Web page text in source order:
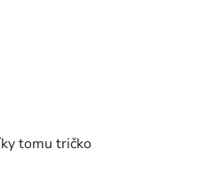
tomu tričko